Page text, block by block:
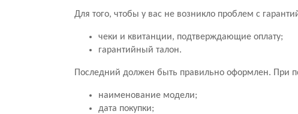
Для того, чтобы у вас не возникло проблем с
чеки и квитанции, подтверждающие оплату;
гарантийный талон.
Последний должен быть правильно оформлен. При
наименование модели;
дата покупки;